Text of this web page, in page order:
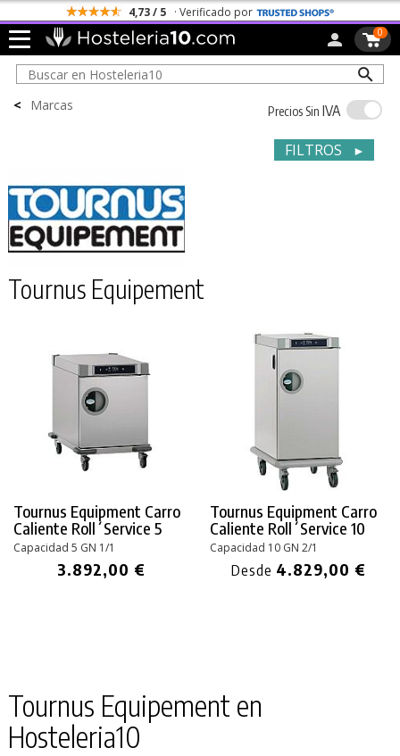
4,73 / 5 · Verificado por
0
< Marcas Precios Sin IVA
FILTROS ►
Tournus Equipement
Tournus Equipment Carro
Caliente Roll´Service 5
Capacidad 5 GN 1/1
3.892,00 €
Tournus Equipment Carro
Caliente Roll´Service 10
Capacidad 10 GN 2/1
Desde 4.829,00 €
Tournus Equipement en
Hosteleria10